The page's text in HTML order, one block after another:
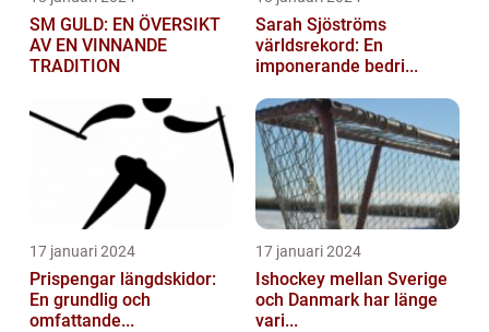
SM GULD: EN ÖVERSIKT
AV EN VINNANDE
TRADITION
Sarah Sjöströms
världsrekord: En
imponerande bedri...
17 januari 2024
Prispengar längdskidor:
En grundlig och
omfattande...
17 januari 2024
Ishockey mellan Sverige
och Danmark har länge
vari...